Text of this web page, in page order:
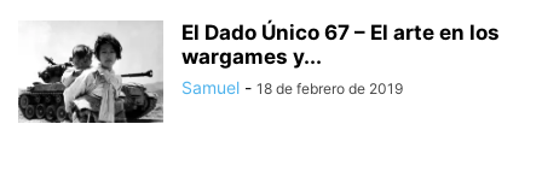
El Dado Único 67 – El arte en los
wargames y...
Samuel - 18 de febrero de 2019